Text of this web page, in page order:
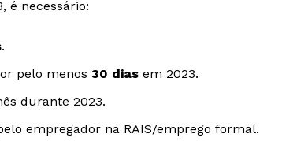
é necessário:
.
pelo menos 30 dias em 2023.
durante 2023.
empregador na RAIS/emprego formal.